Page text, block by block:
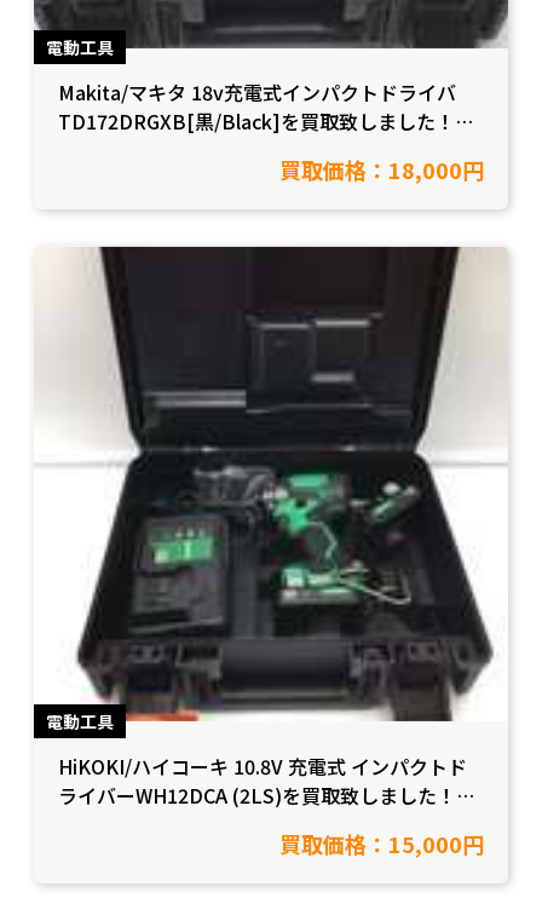
電動工具
Makita/マキタ 18v充電式インパクトドライバ
TD172DRGXB[黒/Black]を買取致しました！
買取価格：18,000円
電動工具
HiKOKI/ハイコーキ 10.8V 充電式 インパクトド
ライバーWH12DCA (2LS)を買取致しました！
買取価格：15,000円